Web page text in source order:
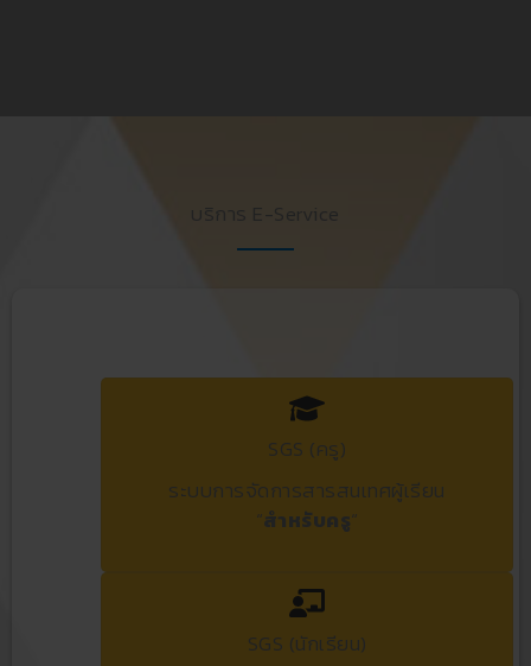
บริการ E-Service
SGS (ครู)
ระบบการจัดการสารสนเทศผู้เรียน
“สำหรับครู“
SGS (นักเรียน)